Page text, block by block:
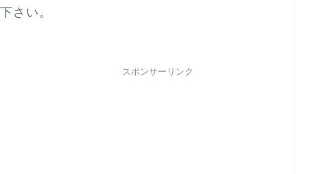
さい。
スポンサーリンク